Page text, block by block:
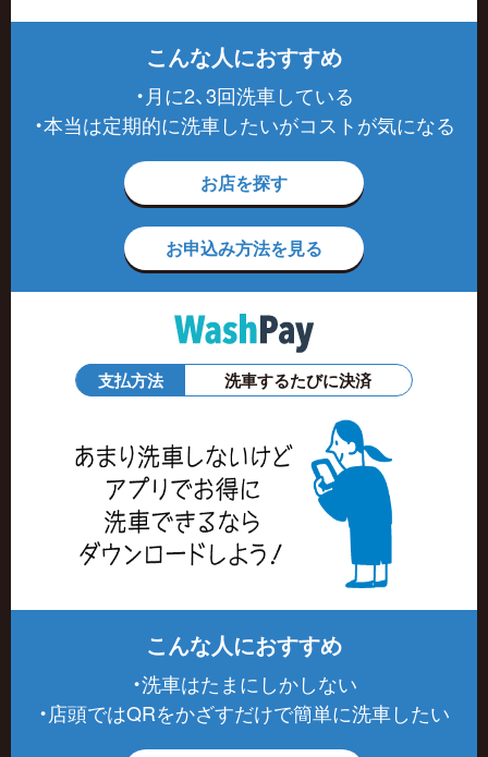
こんな人におすすめ
・月に2、3回洗車している
・本当は定期的に洗車したいがコストが気になる
お店を探す
お申込み方法を見る
支払方法 洗車するたびに決済
こんな人におすすめ
・洗車はたまにしかしない
・店頭ではQRをかざすだけで簡単に洗車したい